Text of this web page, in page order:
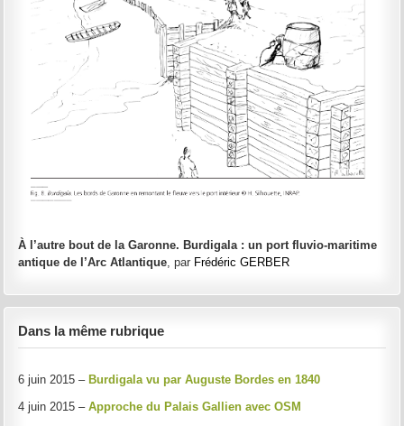
À l’autre bout de la Garonne. Burdigala : un port fluvio-maritime
antique de l’Arc Atlantique , par Frédéric GERBER
Dans la même rubrique
6 juin 2015 – Burdigala vu par Auguste Bordes en 1840
4 juin 2015 –Approche du Palais Gallien avec OSM